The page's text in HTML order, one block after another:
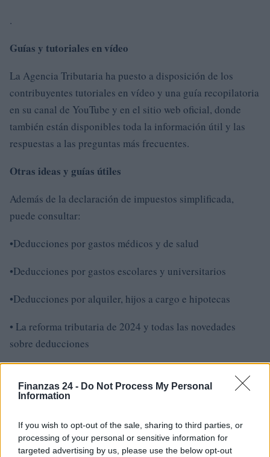
Finanzas 24 - Do Not Process My Personal
Information
If you wish to opt-out of the sale, sharing to third parties, or
processing of your personal or sensitive information for
targeted advertising by us, please use the below opt-out
.
Guías y tutoriales en vídeo
La Agencia Tributaria ha puesto a disposición de los
contribuyentes tutoriales en vídeo y una guía recopilatoria
en su canal de YouTube y en el sitio web oficial, donde
también están disponibles toda la información útil y las
respuestas a las preguntas más frecuentes.
Otras ideas y guías útiles
Además de la declaración de impuestos simplificada,
puede consultar:
•Deducciones por gastos médicos y de salud
•Deducciones por gastos escolares y universitarios
•Deducciones por alquiler, hijos a cargo e hipotecas
• La reforma tributaria de 2024 y todas las novedades
sobre deducciones
La declaración simplificada se puede enviar a través del
SPID, CNS o CIE. También es posible ponerse en contacto
con una CAF para obtener